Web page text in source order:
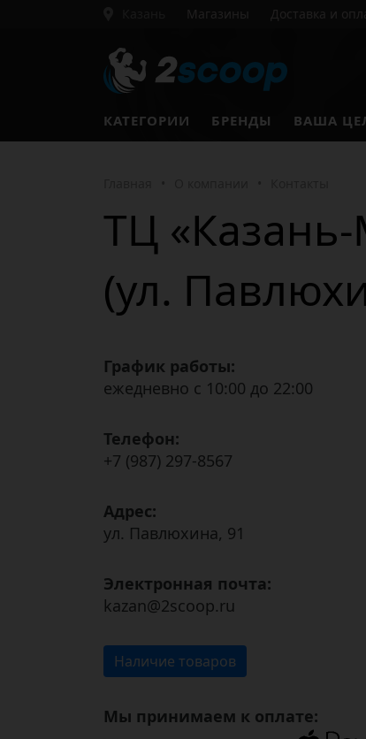
Магазины Доставка и
КАТЕГОРИИ БРЕНДЫ ВАША
ТЦ
(ул.
График работы:
ежедневно с 10:00 до 22:00
Телефон:
+7 (987) 297-8567
Адрес:
ул. Павлюхина, 91
Электронная почта:
kazan@2scoop.ru
Наличие товаров
Мы принимаем к оплате: